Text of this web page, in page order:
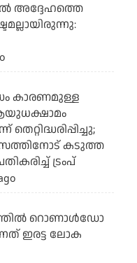
അദ്ദേഹത്തെ
കാരണമുള്ള
തെറ്റിദ്ധരിപ്പിച്ചു;
കടുത്ത
ട്രംപ്
റൊണാള്‍ഡോ
ഇരട്ട ലോക